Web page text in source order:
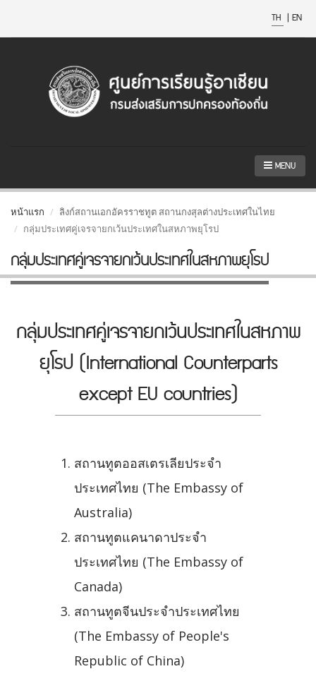
TH | EN
MENU
หน้าแรก
ลิงก์สถานเอกอัครราชทูต สถานกงสุลต่างประเทศในไทย
กลุ่มประเทศคู่เจรจายกเว้นประเทศในสหภาพยุโรป
กลุ่มประเทศคู่เจรจายกเว้นประเทศในสหภาพยุโรป
กลุ่มประเทศคู่เจรจายกเว้นประเทศในสหภาพ
ยุโรป (International Counterparts
except EU countries)
สถานทูตออสเตรเลียประจำ
ประเทศไทย (The Embassy of
Australia)
สถานทูตแคนาดาประจำ
ประเทศไทย (The Embassy of
Canada)
สถานทูตจีนประจำประเทศไทย
(The Embassy of People's
Republic of China)